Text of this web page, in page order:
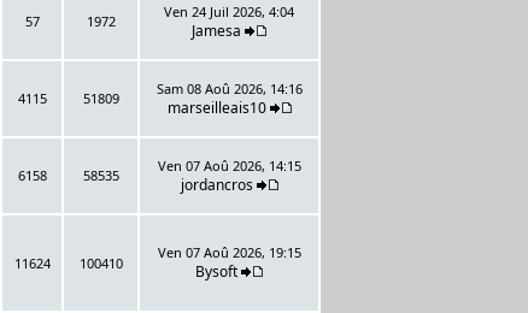
57 1972
Ven 24 Juil 2026, 4:04
Jamesa
4115 51809
Sam 08 Aoû 2026, 14:16
marseilleais10
6158 58535
Ven 07 Aoû 2026, 14:15
jordancros
11624 100410
Ven 07 Aoû 2026, 19:15
Bysoft